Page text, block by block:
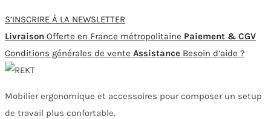
S’INSCRIRE À LA NEWSLETTER
Livraison Offerte en France métropolitaine Paiement & CGV
Conditions générales de vente Assistance Besoin d’aide ?
Mobilier ergonomique et accessoires pour composer un setup
de travail plus confortable.